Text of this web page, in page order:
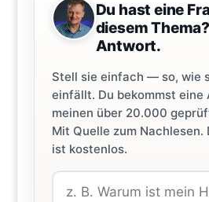
Du hast eine
diesem
Antwort.
Stell sie einfach — so, wie
einfällt. Du bekommst eine
meinen über 20.000
Mit Quelle zum Nachlesen.
ist kostenlos.